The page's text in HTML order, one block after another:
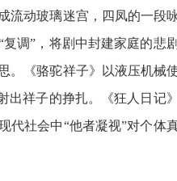
流动玻璃迷宫，四凤的一段
调”，将剧中封建家庭的悲
。《骆驼祥子》以液压机械
出祥子的挣扎。《狂人日记
代社会中“他者凝视”对个体